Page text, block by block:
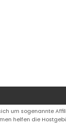
um sogenannte
helfen die